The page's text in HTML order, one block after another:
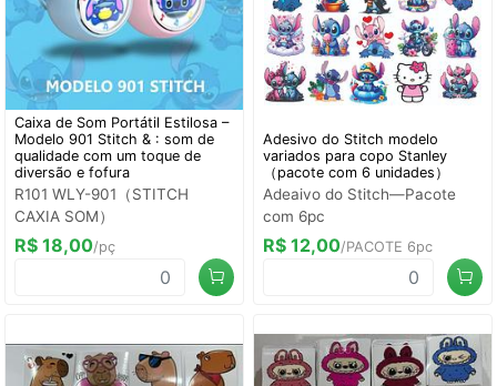
Caixa de Som Portátil Estilosa –
Modelo 901 Stitch & : som de
qualidade com um toque de
diversão e fofura
R101 WLY-901（STITCH
CAXIA SOM）
R$ 18,00/pç
Adesivo do Stitch modelo
variados para copo Stanley
（pacote com 6 unidades）
Adeaivo do Stitch—Pacote
com 6pc
R$ 12,00/PACOTE 6pc